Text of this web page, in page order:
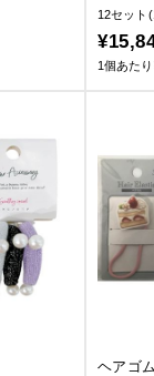
12セット
1個あた
ヘアゴ